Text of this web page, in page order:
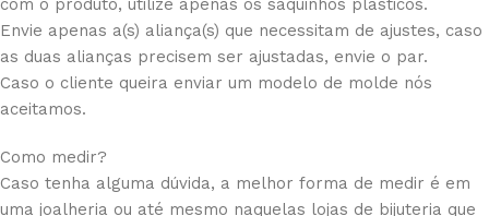
com o produto, utilize apenas os saquinhos plásticos.
Envie apenas a(s) aliança(s) que necessitam de ajustes, caso
as duas alianças precisem ser ajustadas, envie o par.
Caso o cliente queira enviar um modelo de molde nós
aceitamos.
Como medir?
Caso tenha alguma dúvida, a melhor forma de medir é em
uma joalheria ou até mesmo naquelas lojas de bijuteria que